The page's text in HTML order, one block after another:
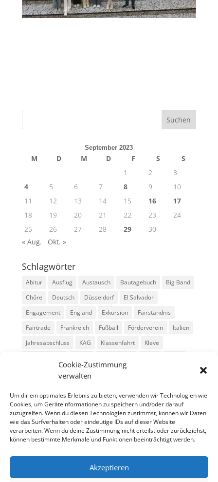
Cookie-Zustimmung
verwalten
Um dir ein optimales Erlebnis zu bieten, verwenden wir Technologien wie
Cookies, um Geräteinformationen zu speichern und/oder darauf
zuzugreifen. Wenn du diesen Technologien zustimmst, können wir Daten
wie das Surfverhalten oder eindeutige IDs auf dieser Website
verarbeiten. Wenn du deine Zustimmung nicht erteilst oder zurückziehst,
können bestimmte Merkmale und Funktionen beeinträchtigt werden.
Akzeptieren
September 2023
M D M D F S
S
1
2
3
4
5 6 7 8 9
10
11
12 13 14 15 16
17
18
19 20 21 22 23
24
25
26 27 28 29
30
« Aug.
Okt. »
Schlagwörter
Abitur Ausflug Austausch Bautagebuch
Big Band
Chöre
Deutsch Düsseldorf
El Salvador
Engagement
England Exkursion
Fairständnis
Fairtrade
Frankreich Fußball Förderverein
Italien
Jahresabschluss
KAG Klassenfahrt
Kleve
Musik
Sport
Stadtradeln SV
Tag der offenen Tür
Theater
USA Weihnachten WPU Xanten